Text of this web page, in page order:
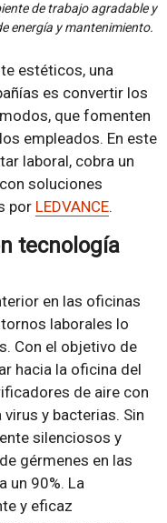
de trabajo agradable y
energía y mantenimiento.
estéticos, una
es convertir los
que fomenten
empleados. En este
laboral, cobra un
soluciones
por LEDVANCE.
tecnología
en las oficinas
laborales lo
Con el objetivo de
hacia la oficina del
de aire con
y bacterias. Sin
silenciosos y
gérmenes en las
un 90%. La
y eficaz